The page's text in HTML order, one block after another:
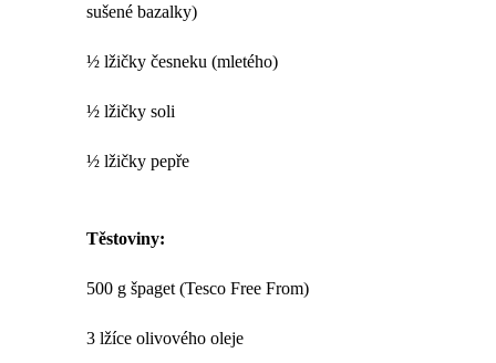
sušené bazalky)
½ lžičky česneku (mletého)
½ lžičky soli
½ lžičky pepře
Těstoviny:
500 g špaget (Tesco Free From)
3 lžíce olivového oleje